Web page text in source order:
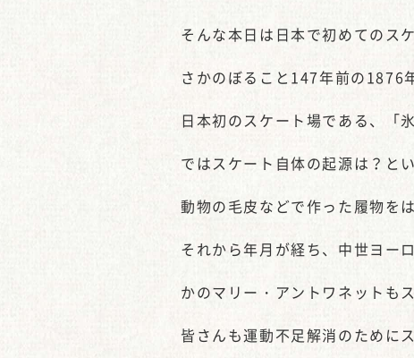
そんな本日は日本で初めてのス
さかのぼること147年前の1876
日本初のスケート場である、「
ではスケート自体の起源は？と
動物の毛皮などで作った履物を
それから年月が経ち、中世ヨー
かのマリー・アントワネットも
皆さんも運動不足解消のために